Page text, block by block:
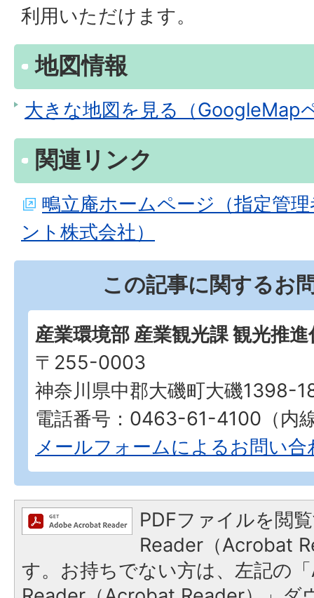
利用いただけます。
地図情報
大きな地図を見る（GoogleMap
関連リンク
鴫立庵ホームページ（指定管
ント株式会社）
この記事に関するお
産業環境部 産業観光課 観光推進
〒255-0003
神奈川県中郡大磯町大磯1398-
電話番号：0463-61-4100（内
メールフォームによるお問い合
PDFファイルを閲
Reader（Acrobat
す。お持ちでない方は、左記の